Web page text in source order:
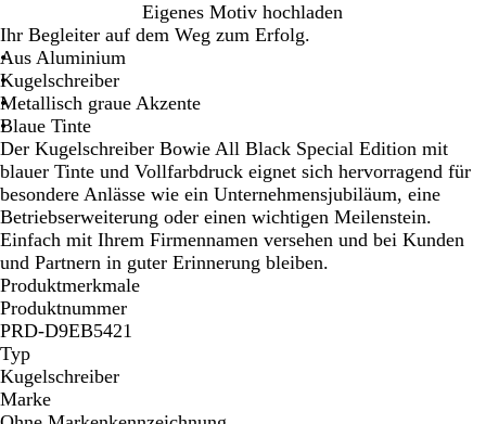
e
i
ß
c
h
w
a
r
z
o
t
r
a
u
r
a
n
g
e
e
l
l
b
l
a
u
i
l
a
e
l
b
a
r
i
n
e
b
l
a
u
u
n
k
e
l
g
r
ü
n
p
f
e
l
g
r
ü
n
Eigenes Motiv hochladen
Ihr Begleiter auf dem Weg zum Erfolg.
Aus Aluminium
Kugelschreiber
Metallisch graue Akzente
Blaue Tinte
Der Kugelschreiber Bowie All Black Special Edition mit
blauer Tinte und Vollfarbdruck eignet sich hervorragend für
besondere Anlässe wie ein Unternehmensjubiläum, eine
Betriebserweiterung oder einen wichtigen Meilenstein.
Einfach mit Ihrem Firmennamen versehen und bei Kunden
und Partnern in guter Erinnerung bleiben.
Produktmerkmale
Produktnummer
PRD-D9EB5421
Typ
Kugelschreiber
Marke